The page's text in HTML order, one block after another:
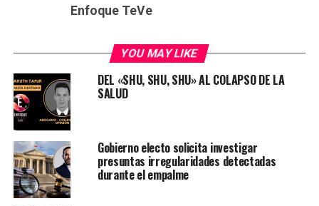
Enfoque TeVe
YOU MAY LIKE
DEL «SHU, SHU, SHU» AL COLAPSO DE LA
SALUD
Gobierno electo solicita investigar
presuntas irregularidades detectadas
durante el empalme